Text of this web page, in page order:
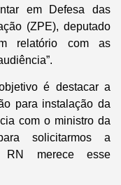
em Defesa das
(ZPE), deputado
relatório com as
é destacar a
para instalação da
com o ministro da
solicitarmos a
RN merece esse